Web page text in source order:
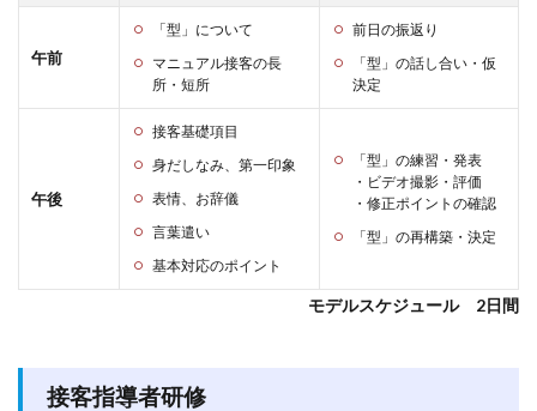
午前
「型」について
マニュアル接客の長
所・短所
前日の振返り
「型」の話し合い・仮
決定
午後
接客基礎項目
身だしなみ、第一印象
表情、お辞儀
言葉遣い
基本対応のポイント
「型」の練習・発表
・ビデオ撮影・評価
・修正ポイントの確認
「型」の再構築・決定
モデルスケジュール 2日間
接客指導者研修